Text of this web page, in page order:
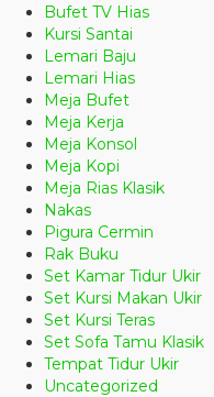
Bufet TV Hias
Kursi Santai
Lemari Baju
Lemari Hias
Meja Bufet
Meja Kerja
Meja Konsol
Meja Kopi
Meja Rias Klasik
Nakas
Pigura Cermin
Rak Buku
Set Kamar Tidur Ukir
Set Kursi Makan Ukir
Set Kursi Teras
Set Sofa Tamu Klasik
Tempat Tidur Ukir
Uncategorized